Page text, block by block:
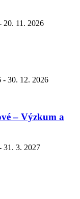
20. 11. 2026
- 30. 12. 2026
– Výzkum a
31. 3. 2027